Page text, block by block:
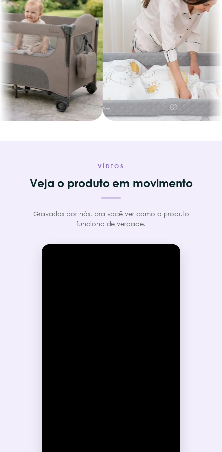
VÍDEOS
Veja o produto em movimento
Gravados por nós, pra você ver como o produto
funciona de verdade.